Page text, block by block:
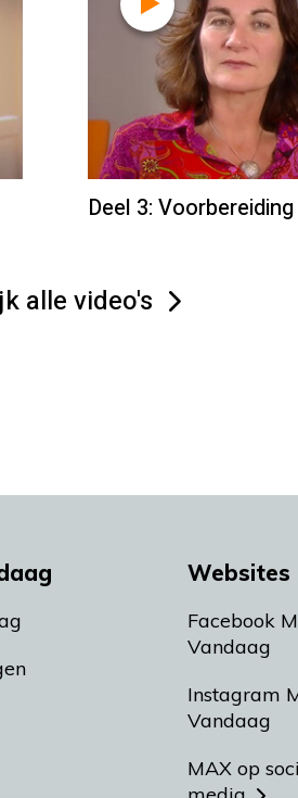
Deel 3: Voorbereiding
alle video's
Websites
Facebook
Vandaag
Instagram
Vandaag
MAX op